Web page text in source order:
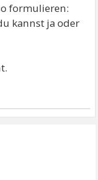
formulieren:
kannst ja oder